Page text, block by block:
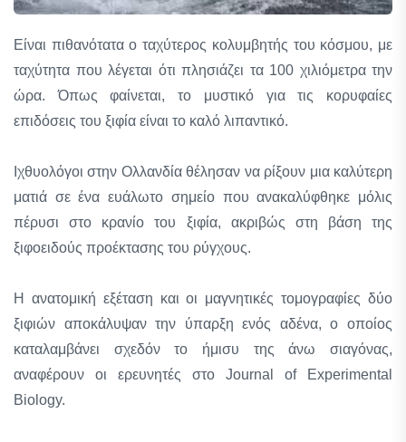
Είναι πιθανότατα ο ταχύτερος κολυμβητής του κόσμου, με
ταχύτητα που λέγεται ότι πλησιάζει τα 100 χιλιόμετρα την
ώρα. Όπως φαίνεται, το μυστικό για τις κορυφαίες
επιδόσεις του ξιφία είναι το καλό λιπαντικό.
Ιχθυολόγοι στην Ολλανδία θέλησαν να ρίξουν μια καλύτερη
ματιά σε ένα ευάλωτο σημείο που ανακαλύφθηκε μόλις
πέρυσι στο κρανίο του ξιφία, ακριβώς στη βάση της
ξιφοειδούς προέκτασης του ρύγχους.
Η ανατομική εξέταση και οι μαγνητικές τομογραφίες δύο
ξιφιών αποκάλυψαν την ύπαρξη ενός αδένα, ο οποίος
καταλαμβάνει σχεδόν το ήμισυ της άνω σιαγόνας,
αναφέρουν οι ερευνητές στο Journal of Experimental
Biology.